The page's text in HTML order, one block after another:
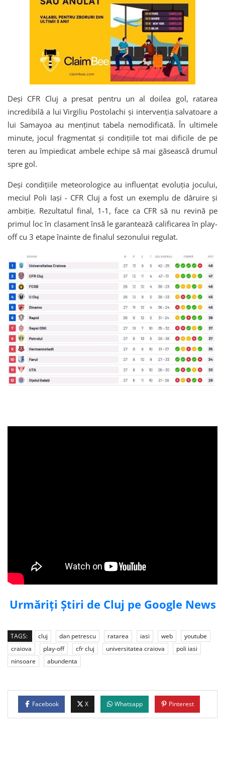
Deși CFR Cluj a presat pentru un al doilea gol, ratarea
incredibilă a lui Virgiliu Postolachi și intervenția salvatoare a
lui Samayoa au menținut tabela nemodificată. În ultimele
minute, jocul fragmentat și condițiile tot mai dificile de pe
teren au împiedicat ambele echipe să mai găsească drumul
spre gol.
Deși condițiile meteorologice au influențat evoluția jocului,
meciul Poli Iași - CFR Cluj a fost un exemplu de dăruire și
ambiție. Rezultatul final, 1-1, face ca CFR să nu revină pe
primul loc în clasament însă le garantează calificarea în play-
off cu 3 etape înainte de finalul sezonului regulat.
Urmăriți Știri de Cluj pe Google News
TAGS: cluj dan petrescu ratarea iasi web
youtube
craiova
play-off cfr cluj universitatea craiova
poli iasi
ninsoare
abundenta
Facebook X Whatsapp Pinterest